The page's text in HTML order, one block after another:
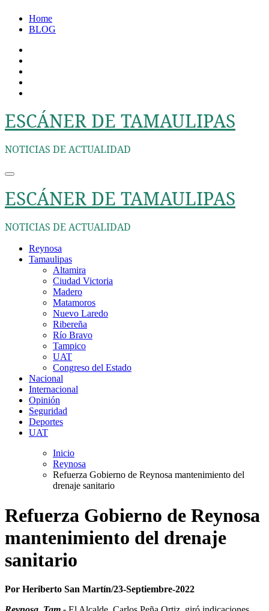
Home
BLOG
ESCÁNER DE TAMAULIPAS
NOTICIAS DE ACTUALIDAD
ESCÁNER DE TAMAULIPAS
NOTICIAS DE ACTUALIDAD
Reynosa
Tamaulipas
Altamira
Ciudad Victoria
Madero
Matamoros
Nuevo Laredo
Ribereña
Río Bravo
Tampico
UAT
Congreso del Estado
Nacional
Internacional
Opinión
Seguridad
Deportes
UAT
Inicio
Reynosa
Refuerza Gobierno de Reynosa mantenimiento del
drenaje sanitario
Refuerza Gobierno de Reynosa
mantenimiento del drenaje
sanitario
Por Heriberto San Martín/23-Septiembre-2022